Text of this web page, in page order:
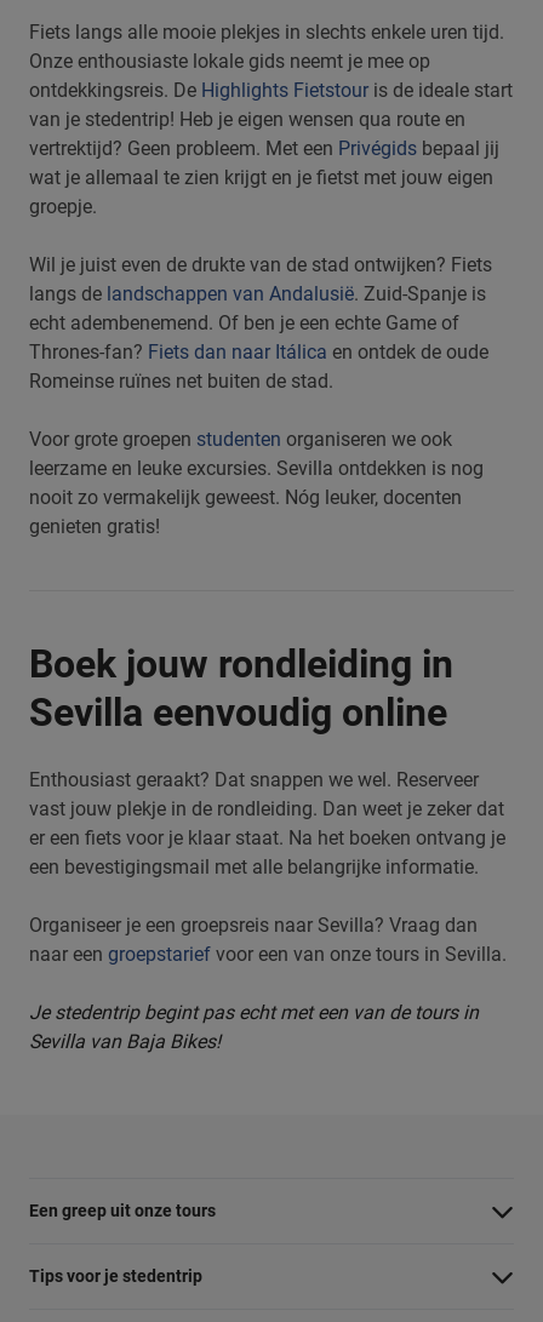
Fiets langs alle mooie plekjes in slechts enkele uren tijd.
Onze enthousiaste lokale gids neemt je mee op
ontdekkingsreis. De Highlights Fietstour is de ideale start
van je stedentrip! Heb je eigen wensen qua route en
vertrektijd? Geen probleem. Met een Privégids bepaal jij
wat je allemaal te zien krijgt en je fietst met jouw eigen
groepje.
Wil je juist even de drukte van de stad ontwijken? Fiets
langs de landschappen van Andalusië. Zuid-Spanje is
echt adembenemend. Of ben je een echte Game of
Thrones-fan? Fiets dan naar Itálica en ontdek de oude
Romeinse ruïnes net buiten de stad.
Voor grote groepen studenten organiseren we ook
leerzame en leuke excursies. Sevilla ontdekken is nog
nooit zo vermakelijk geweest. Nóg leuker, docenten
genieten gratis!
Boek jouw rondleiding in
Sevilla eenvoudig online
Enthousiast geraakt? Dat snappen we wel. Reserveer
vast jouw plekje in de rondleiding. Dan weet je zeker dat
er een fiets voor je klaar staat. Na het boeken ontvang je
een bevestigingsmail met alle belangrijke informatie.
Organiseer je een groepsreis naar Sevilla? Vraag dan
naar een groepstarief voor een van onze tours in Sevilla.
Je stedentrip begint pas echt met een van de tours in
Sevilla van Baja Bikes!
Een greep uit onze tours
Barcelona Panorama tour
Tips voor je stedentrip